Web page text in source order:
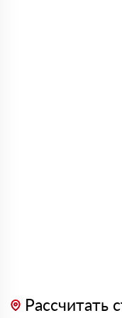
Рассчитать